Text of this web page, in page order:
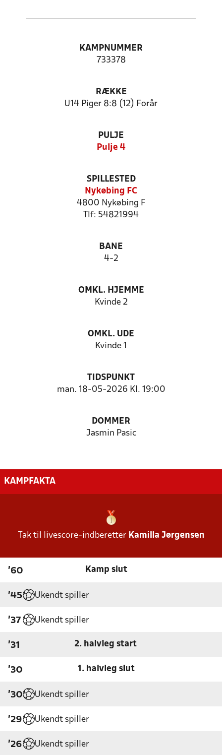
KAMPNUMMER
733378
RÆKKE
U14 Piger 8:8 (12) Forår
PULJE
Pulje 4
SPILLESTED
Nykøbing FC
4800 Nykøbing F
Tlf: 54821994
BANE
4-2
OMKL. HJEMME
Kvinde 2
OMKL. UDE
Kvinde 1
TIDSPUNKT
man. 18-05-2026 Kl. 19:00
DOMMER
Jasmin Pasic
KAMPFAKTA
Tak til livescore-indberetter Kamilla Jørgensen
'60 Kamp slut
'45 Ukendt spiller
'37 Ukendt spiller
'31 2. halvleg start
'30 1. halvleg slut
'30 Ukendt spiller
'29 Ukendt spiller
'26 Ukendt spiller